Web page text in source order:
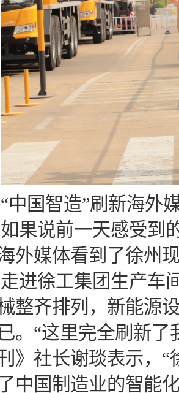
“中国智造”刷新海外
如果说前一天感受到
外媒体看到了徐州
走进徐工集团生产车
整齐排列，新能源
。“这里完全刷新
》社长谢琰表示，
中国制造业的智能